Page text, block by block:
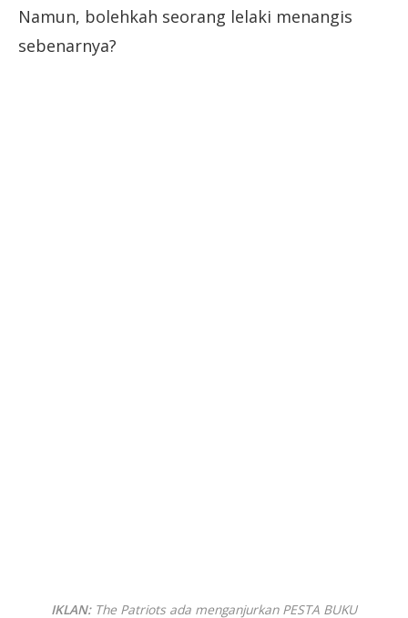
Namun, bolehkah seorang lelaki menangis
sebenarnya?
IKLAN:The Patriots ada menganjurkan PESTA BUKU